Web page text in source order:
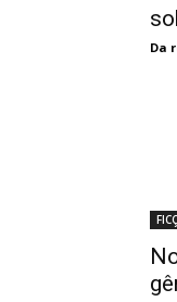
Da